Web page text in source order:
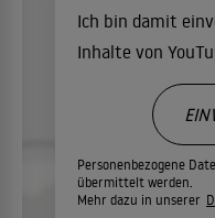
Ich bin damit
Inhalte von
Personenbezogene
übermittelt werden.
Mehr dazu in unserer